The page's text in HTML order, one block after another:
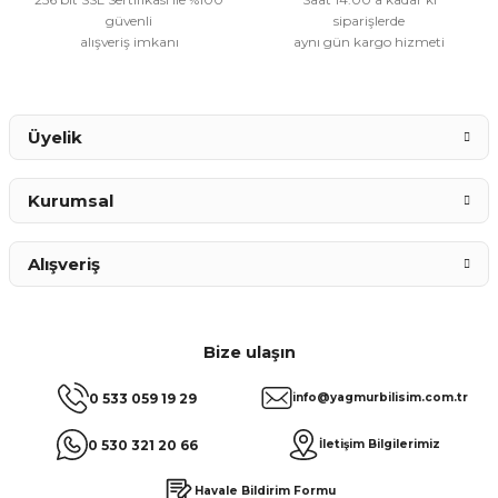
güvenli
alışveriş imkanı
siparişlerde
aynı gün kargo hizmeti
Bize ulaşın
0 533 059 19 29
0 530 321 20 66
info@yagmurbilisim.com.tr
İletişim Bilgilerimiz
Havale Bildirim Formu
Üyelik
Kurumsal
Alışveriş